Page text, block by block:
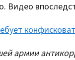
Видео
армии